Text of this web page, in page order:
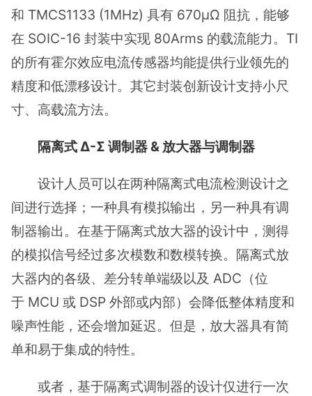
和 TMCS1133 (1MHz) 具有 670µΩ 阻抗，能够
在 SOIC-16 封装中实现 80Arms 的载流能力。TI
的所有霍尔效应电流传感器均能提供行业领先的
精度和低漂移设计。其它封装创新设计支持小尺
寸、高载流方法。
隔离式 Δ-Σ 调制器 & 放大器与调制器
设计人员可以在两种隔离式电流检测设计之
间进行选择；一种具有模拟输出，另一种具有调
制器输出。在基于隔离式放大器的设计中，测得
的模拟信号经过多次模数和数模转换。隔离式放
大器内的各级、差分转单端级以及 ADC（位
于 MCU 或 DSP 外部或内部）会降低整体精度和
噪声性能，还会增加延迟。但是，放大器具有简
单和易于集成的特性。
或者，基于隔离式调制器的设计仅进行一次